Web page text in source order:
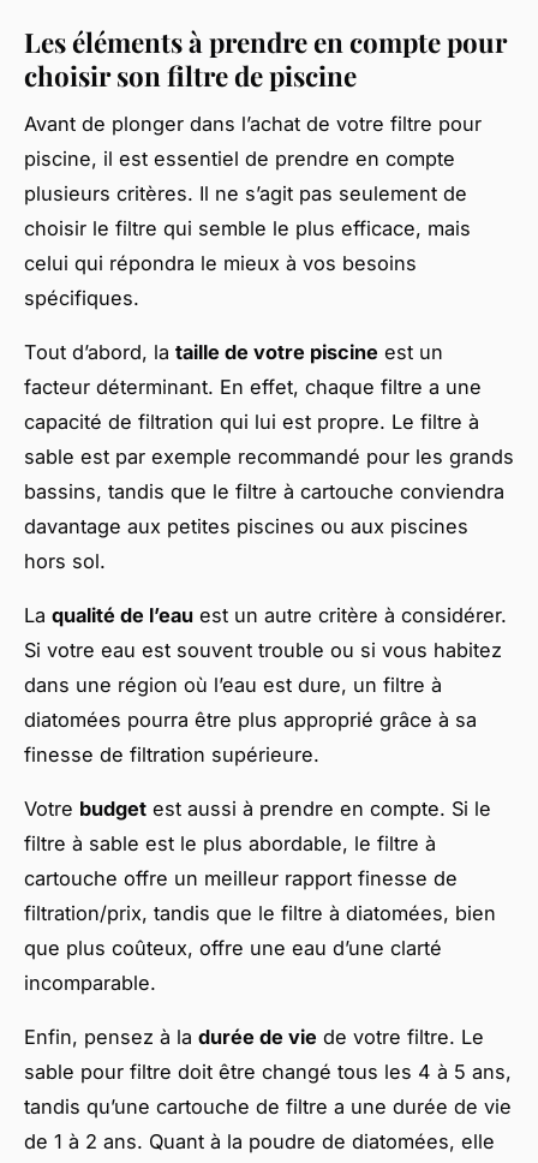
Les éléments à prendre en compte pour
choisir son filtre de piscine
Avant de plonger dans l’achat de votre filtre pour
piscine, il est essentiel de prendre en compte
plusieurs critères. Il ne s’agit pas seulement de
choisir le filtre qui semble le plus efficace, mais
celui qui répondra le mieux à vos besoins
spécifiques.
Tout d’abord, la taille de votre piscine est un
facteur déterminant. En effet, chaque filtre a une
capacité de filtration qui lui est propre. Le filtre à
sable est par exemple recommandé pour les grands
bassins, tandis que le filtre à cartouche conviendra
davantage aux petites piscines ou aux piscines
hors sol.
La qualité de l’eau est un autre critère à considérer.
Si votre eau est souvent trouble ou si vous habitez
dans une région où l’eau est dure, un filtre à
diatomées pourra être plus approprié grâce à sa
finesse de filtration supérieure.
Votre budget est aussi à prendre en compte. Si le
filtre à sable est le plus abordable, le filtre à
cartouche offre un meilleur rapport finesse de
filtration/prix, tandis que le filtre à diatomées, bien
que plus coûteux, offre une eau d’une clarté
incomparable.
Enfin, pensez à la durée de vie de votre filtre. Le
sable pour filtre doit être changé tous les 4 à 5 ans,
tandis qu’une cartouche de filtre a une durée de vie
de 1 à 2 ans. Quant à la poudre de diatomées, elle